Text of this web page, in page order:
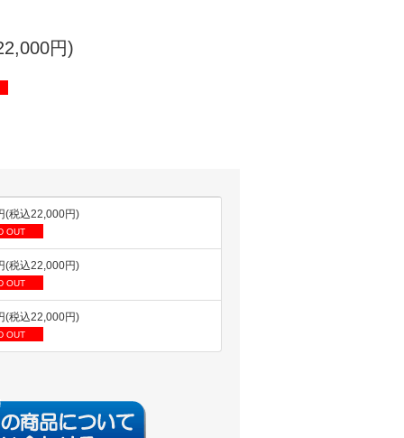
円)
(税込22,000円)
OUT
(税込22,000円)
OUT
(税込22,000円)
OUT